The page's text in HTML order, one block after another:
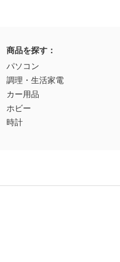
商品を探す：
パソコン
調理・生活家電
カー用品
ホビー
時計